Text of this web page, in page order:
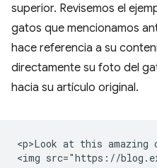
superior. Revisemos el
gatos que mencionamos
hace referencia a su
directamente su foto del
hacia su artículo original.
<p>Look at this amazing
<img src="https://